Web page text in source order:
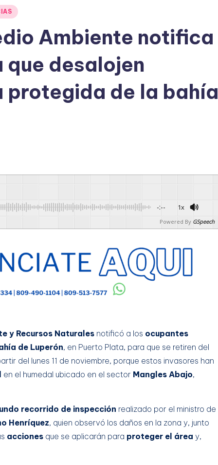
Ambiente notifica
que desalojen
protegida de la bahía
-:-- 1x
Powered By GSpeech
y Recursos Naturales notificó a los ocupantes
de Luperón, en Puerto Plata, para que se retiren del
del lunes 11 de noviembre, porque estos invasores han
en el humedal ubicado en el sector Mangles Abajo,
recorrido de inspección realizado por el ministro de
Henríquez, quien observó los daños en la zona y, junto
acciones que se aplicarán para proteger el área y,